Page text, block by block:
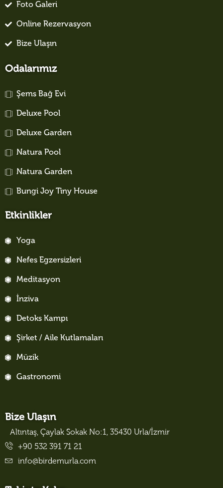
Foto Galeri
Online Rezervasyon
Bize Ulaşın
Odalarımız
Şems Bağ Evi
Deluxe Pool
Deluxe Garden
Natura Pool
Natura Garden
Bungi Joy Tiny House
Etkinlikler
Yoga
Nefes Egzersizleri
Meditasyon
İnziva
Detoks Kampı
Şirket / Aile Kutlamaları
Müzik
Gastronomi
Bize Ulaşın
Altıntaş, Çaylak Sokak No:1, 35430 Urla/İzmir
+90 532 391 71 21
info@birdemurla.com